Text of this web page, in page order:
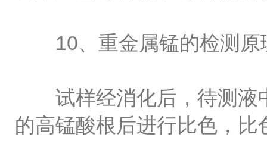
10、重金属锰的检测原
试样经消化后，待测液
的高锰酸根后进行比色，